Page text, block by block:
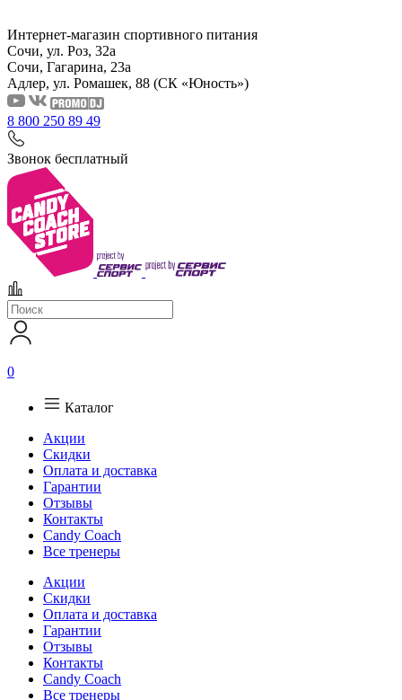
Интернет-магазин спортивного питания
Сочи, ул. Роз, 32а
Сочи, Гагарина, 23а
Адлер, ул. Ромашек, 88 (СК «Юность»)
8 800 250 89 49
Звонок бесплатный
0
Каталог
Акции
Скидки
Оплата и доставка
Гарантии
Отзывы
Контакты
Candy Coach
Все тренеры
Акции
Скидки
Оплата и доставка
Гарантии
Отзывы
Контакты
Candy Coach
Все тренеры